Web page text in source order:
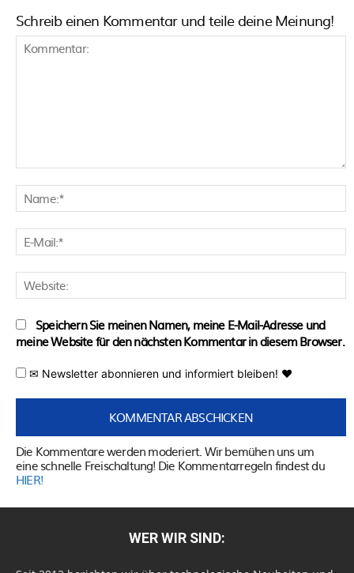
Schreib einen Kommentar und teile deine Meinung!
Speichern Sie meinen Namen, meine E-Mail-Adresse und
meine Website für den nächsten Kommentar in diesem Browser.
✉ Newsletter abonnieren und informiert bleiben! ♥
Die Kommentare werden moderiert. Wir bemühen uns um
eine schnelle Freischaltung! Die Kommentarregeln findest du
HIER!
WER WIR SIND: